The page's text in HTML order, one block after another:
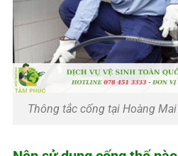
Thông tắc cống tại Hoàng Mai